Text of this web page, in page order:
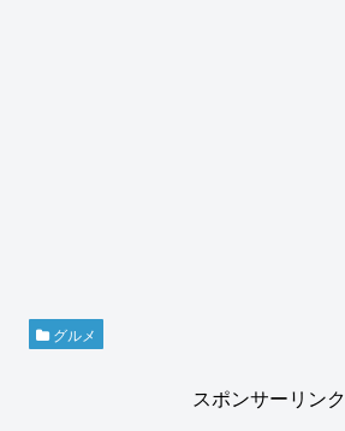
グルメ
スポンサーリンク